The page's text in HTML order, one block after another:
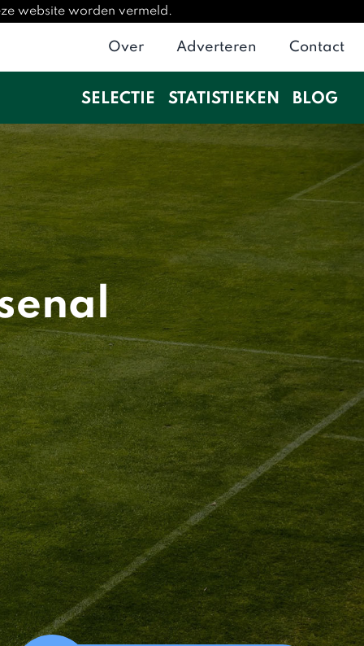
website worden vermeld.
Over Adverteren Contact
SELECTIE STATISTIEKEN BLOG